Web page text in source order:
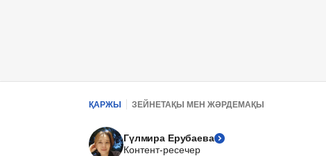
ҚАРЖЫ ЗЕЙНЕТАҚЫ МЕН ЖӘРДЕМАҚЫ
Гүлмира Ерубаева
Контент-ресечер